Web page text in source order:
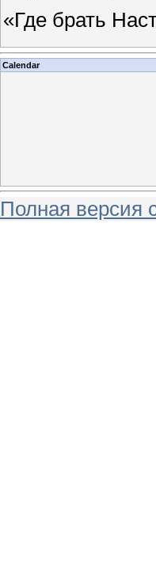
«Где брать
Calendar
Полная версия